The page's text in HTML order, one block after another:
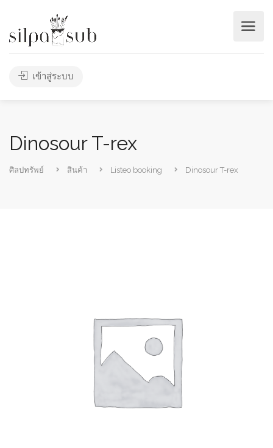
เข้าสู่ระบบ
Dinosour T-rex
ศิลปทรัพย์ สินค้า Listeo booking Dinosour T-rex